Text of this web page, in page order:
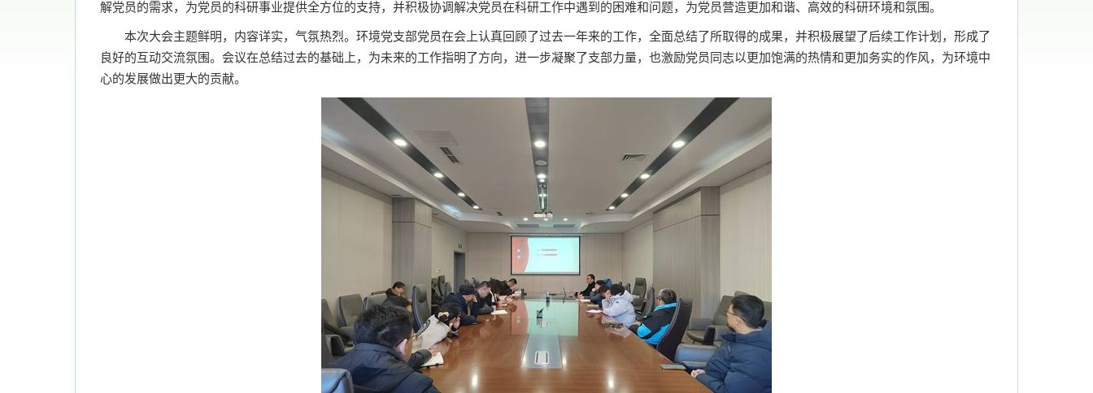
解党员的需求，为党员的科研事业提供全方位的支持，并积极协调解决党员在科研工作中遇到的困难和问题，为党员营造更加和谐、高效的科研环境和氛围。
本次大会主题鲜明，内容详实，气氛热烈。环境党支部党员在会上认真回顾了过去一年来的工作，全面总结了所取得的成果，并积极展望了后续工作计划，形成了
良好的互动交流氛围。会议在总结过去的基础上，为未来的工作指明了方向，进一步凝聚了支部力量，也激励党员同志以更加饱满的热情和更加务实的作风，为环境中
心的发展做出更大的贡献。